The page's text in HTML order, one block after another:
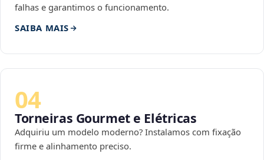
falhas e garantimos o funcionamento.
SAIBA MAIS
04
Torneiras Gourmet e Elétricas
Adquiriu um modelo moderno? Instalamos com fixação
firme e alinhamento preciso.